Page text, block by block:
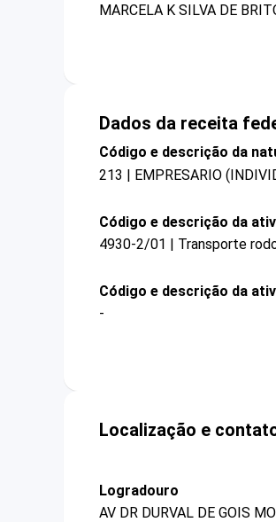
MARCELA K SILVA DE
Dados da receita
Código e descrição da
213 | EMPRESARIO
Código e descrição da
4930-2/01 | Transporte
Código e descrição da
-
Localização e
Logradouro
AV DR DURVAL DE GOIS